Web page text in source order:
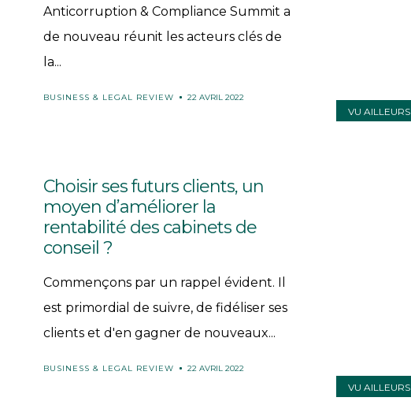
S’abonner
Catégories
Anciens
Business
Anticorruption & Compliance Summit a
de nouveau réunit les acteurs clés de
la...
BUSINESS & LEGAL REVIEW 22 AVRIL 2022
VU AILLEURS
Choisir ses futurs clients, un
moyen d’améliorer la
rentabilité des cabinets de
conseil ?
Commençons par un rappel évident. Il
est primordial de suivre, de fidéliser ses
clients et d'en gagner de nouveaux...
BUSINESS & LEGAL REVIEW 22 AVRIL 2022
VU AILLEURS